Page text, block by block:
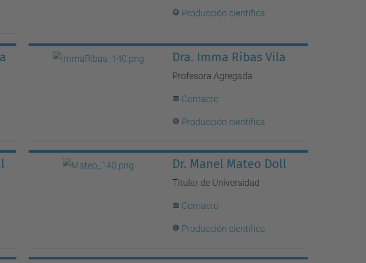
Producción científica
Dra. Imma Ribas Vila
Profesora Agregada
Contacto
Producción científica
Dr. Manel Mateo Doll
Titular de Universidad
Contacto
Producción científica